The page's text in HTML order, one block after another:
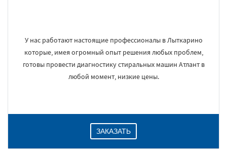
У нас работают настоящие профессионалы в Лыткарино
которые, имея огромный опыт решения любых проблем,
готовы провести диагностику стиральных машин Атлант в
любой момент, низкие цены.
ЗАКАЗАТЬ